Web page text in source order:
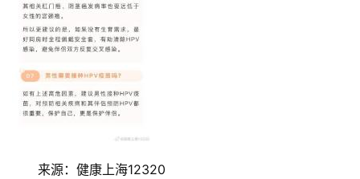
科
技
财
经
登录
来源：健康上海12320